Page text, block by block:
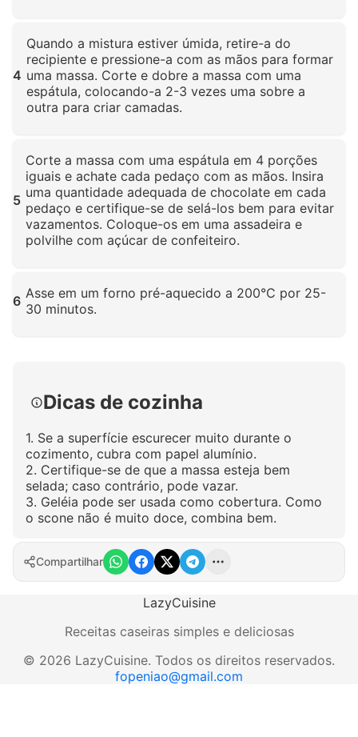
4
Quando a mistura estiver úmida, retire-a do
recipiente e pressione-a com as mãos para formar
uma massa. Corte e dobre a massa com uma
espátula, colocando-a 2-3 vezes uma sobre a
outra para criar camadas.
5
Corte a massa com uma espátula em 4 porções
iguais e achate cada pedaço com as mãos. Insira
uma quantidade adequada de chocolate em cada
pedaço e certifique-se de selá-los bem para evitar
vazamentos. Coloque-os em uma assadeira e
polvilhe com açúcar de confeiteiro.
6 Asse em um forno pré-aquecido a 200°C por 25-
30 minutos.
Dicas de cozinha
1. Se a superfície escurecer muito durante o
cozimento, cubra com papel alumínio.
2. Certifique-se de que a massa esteja bem
selada; caso contrário, pode vazar.
3. Geléia pode ser usada como cobertura. Como
o scone não é muito doce, combina bem.
Compartilhar
LazyCuisine
Receitas caseiras simples e deliciosas
© 2026 LazyCuisine. Todos os direitos reservados.
fopeniao@gmail.com